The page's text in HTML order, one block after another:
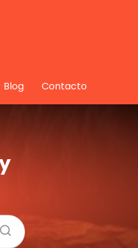
Blog Contacto